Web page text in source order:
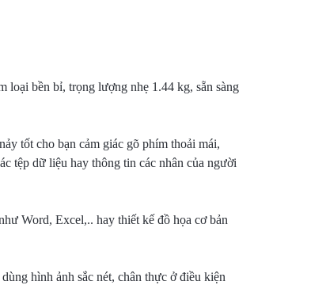
loại bền bỉ, trọng lượng nhẹ 1.44 kg, sẵn sàng
tốt cho bạn cảm giác gõ phím thoải mái,
tệp dữ liệu hay thông tin các nhân của người
Word, Excel,.. hay thiết kế đồ họa cơ bản
hình ảnh sắc nét, chân thực ở điều kiện